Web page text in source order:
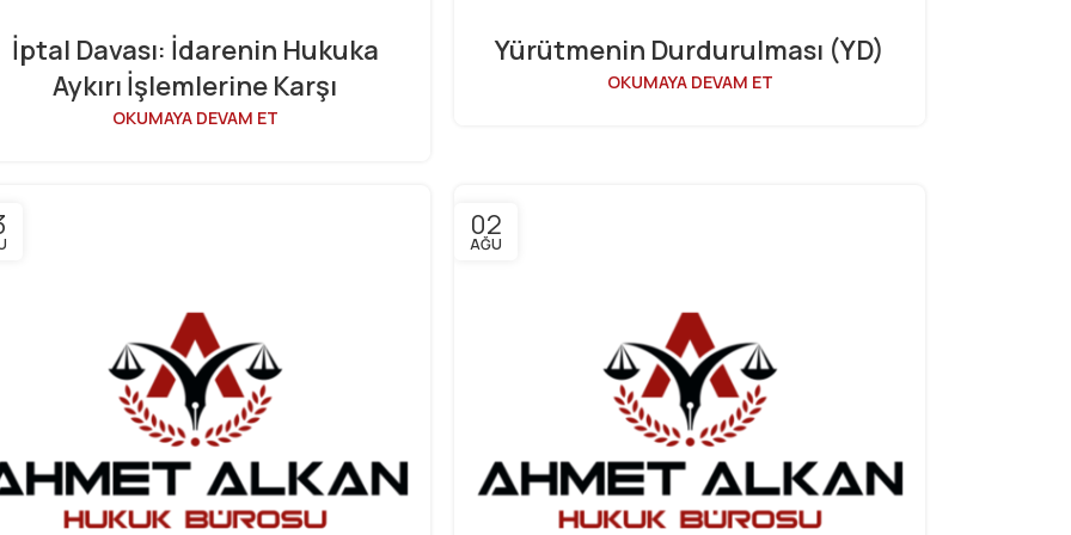
İptal Davası: İdarenin Hukuka
Aykırı İşlemlerine Karşı
OKUMAYA DEVAM ET
Yürütmenin Durdurulması (YD)
OKUMAYA DEVAM ET
02
AĞU